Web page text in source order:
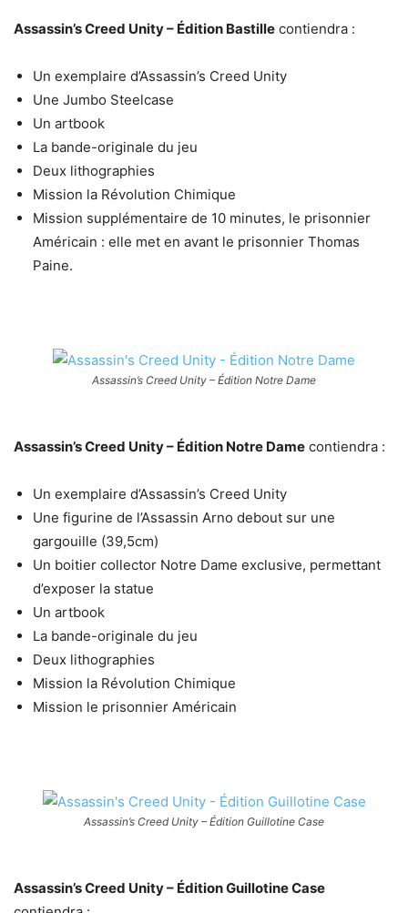
Assassin’s Creed Unity – Édition Bastille contiendra :
Un exemplaire d’Assassin’s Creed Unity
Une Jumbo Steelcase
Un artbook
La bande-originale du jeu
Deux lithographies
Mission la Révolution Chimique
Mission supplémentaire de 10 minutes, le prisonnier
Américain : elle met en avant le prisonnier Thomas
Paine.
Assassin’s Creed Unity – Édition Notre Dame
Assassin’s Creed Unity – Édition Notre Dame contiendra :
Un exemplaire d’Assassin’s Creed Unity
Une figurine de l’Assassin Arno debout sur une
gargouille (39,5cm)
Un boitier collector Notre Dame exclusive, permettant
d’exposer la statue
Un artbook
La bande-originale du jeu
Deux lithographies
Mission la Révolution Chimique
Mission le prisonnier Américain
Assassin’s Creed Unity – Édition Guillotine Case
Assassin’s Creed Unity – Édition Guillotine Case